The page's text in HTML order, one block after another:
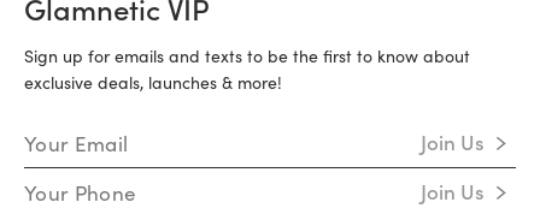
Glamnetic VIP
Sign up for emails and texts to be the first to know about
exclusive deals, launches & more!
Email Address Join Us
Mobile Number Join Us